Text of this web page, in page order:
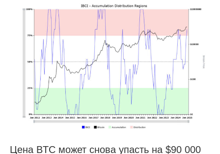
Цена BTC может снова упасть на $90 000